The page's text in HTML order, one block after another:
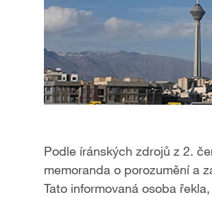
Podle íránských zdrojů z 2.
memoranda o porozumění​ a
Tato informovaná osoba